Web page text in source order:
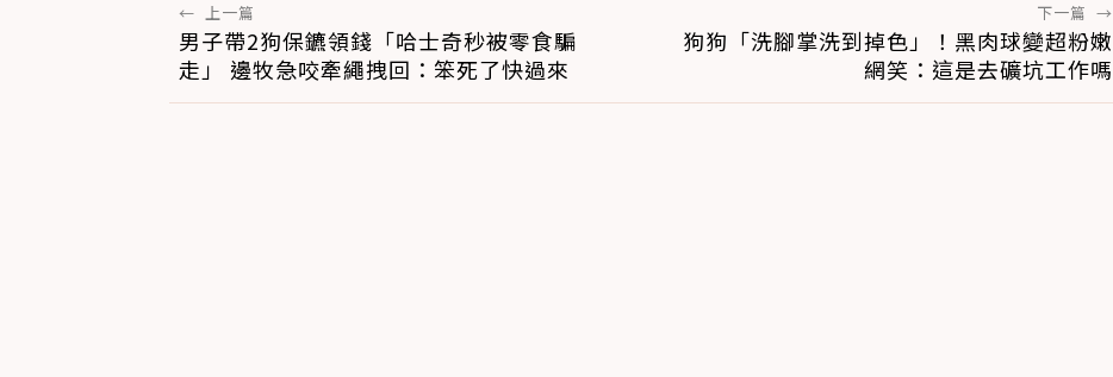
← 上一篇
男子帶2狗保鑣領錢「哈士奇秒被零食騙
走」 邊牧急咬牽繩拽回：笨死了快過來
下一篇 →
狗狗「洗腳掌洗到掉色」！黑肉球變超粉嫩
網笑：這是去礦坑工作嗎